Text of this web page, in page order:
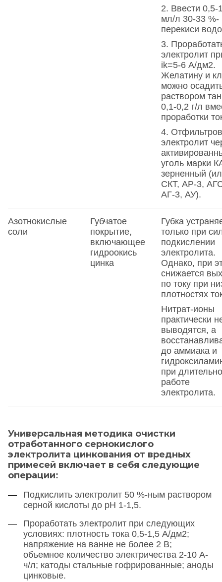
2. Ввести 0,5-
мл/л 30-33 %-
перекиси
3.
электролит
ik=5-6 А/дм2.
Желатину и
можно
раствором
0,1-0,2 г/л
проработки
4.
электролит
уголь марки
зерненный
СКТ, АР-3,
АГ-3, АУ).
Азотнокислые
соли
Губчатое
покрытие,
включающее
гидроокись
цинка
Губка
только при
подкислении
электролита.
Однако, при
снижается
по току при
плотностях
Нитрат-ионы
практически
выводятся, а
до аммиака и
при
работе
электролита.
Универсальная методика очистки
отработанного сернокислого
электролита цинкования от вредных
примесей включает в себя следующие
операции:
Подкислить электролит 50 %-ным раствором
серной кислоты до pH 1-1,5.
Проработать электролит при следующих
условиях: плотность тока 0,5-1,5 А/дм2;
напряжение на ванне не более 2 В;
объемное количество электричества 2-10 А-
ч/л; катоды стальные гофрированные; аноды
цинковые.